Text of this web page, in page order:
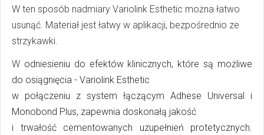
W ten sposób nadmiary Variolink Esthetic można łatwo
usunąć. Materiał jest łatwy w aplikacji, bezpośrednio ze
strzykawki.
W odniesieniu do efektów klinicznych, które są możliwe
do osiągnięcia - Variolink Esthetic
w połączeniu z system łączącym Adhese Universal i
Monobond Plus, zapewnia doskonałą jakość
i trwałość cementowanych uzupełnień protetycznych.